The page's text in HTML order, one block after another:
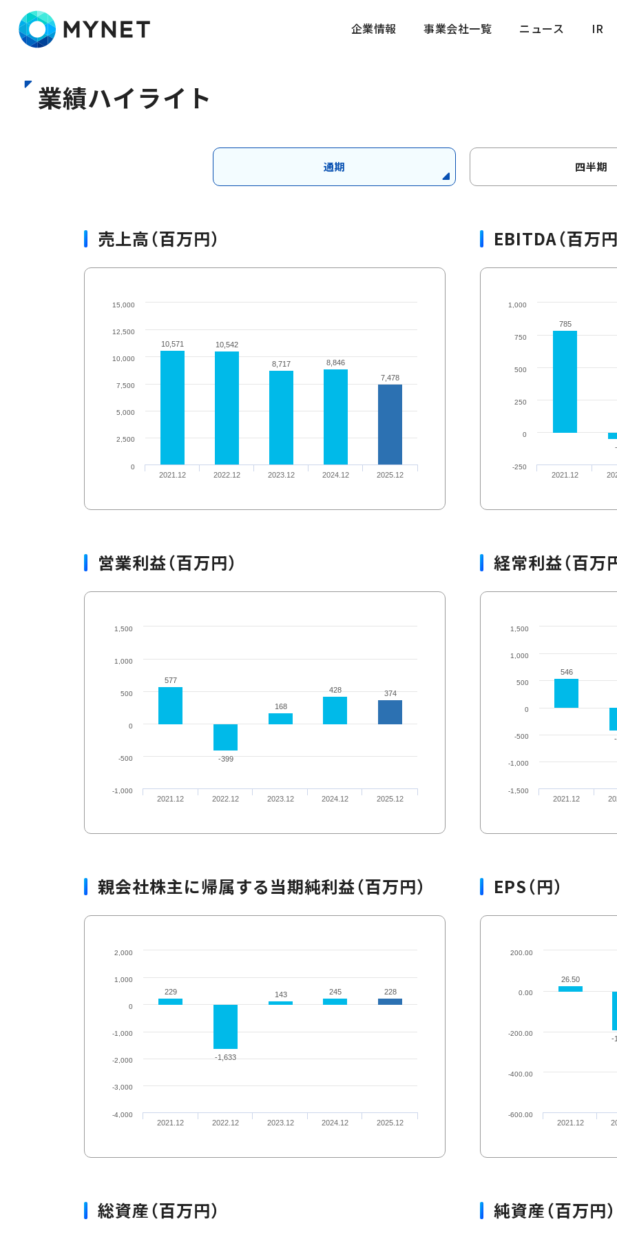
企業情報
事業会社一覧
ニュース
IR
業績ハイライト
通期 四半期
売上高（百万円）
10,571
10,571 10,542
10,542
8,717
8,717 8,846
8,846
7,478
7,478
2021.12 2022.12 2023.12 2024.12 2025.12
0
2,500
5,000
7,500
10,000
12,500
15,000
EBITDA（百万円
785
785
2021.12
-250
0
250
500
750
1,000
営業利益（百万円）
577
577
-399
-399
168
168
428
428 374
374
2021.12 2022.12 2023.12 2024.12 2025.12
-1,000
-500
0
500
1,000
1,500
経常利益（百万
546
546
2021.12
-1,500
-1,000
-500
0
500
1,000
1,500
親会社株主に帰属する当期純利益（百万円）
229
229
-1,633
-1,633
143
143 245
245 228
228
2021.12 2022.12 2023.12 2024.12 2025.12
-4,000
-3,000
-2,000
-1,000
0
1,000
2,000
EPS（円）
26.50
26.50
--
2021.12
-600.00
-400.00
-200.00
0.00
200.00
総資産（百万円） 純資産（百万円）